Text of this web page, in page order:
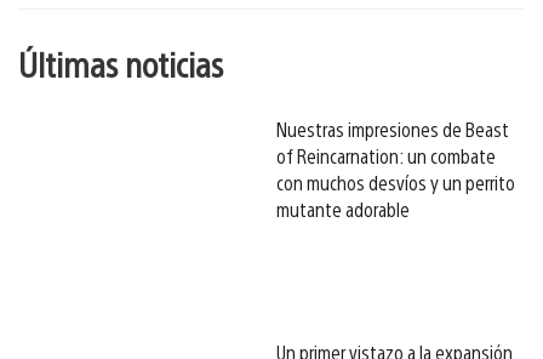
Últimas noticias
Nuestras impresiones de Beast
of Reincarnation: un combate
con muchos desvíos y un perrito
mutante adorable
Un primer vistazo a la expansión